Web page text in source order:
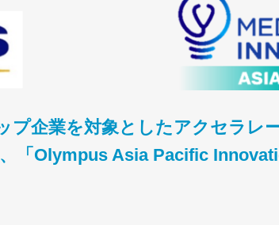
プ企業を対象としたアクセラレ
「Olympus Asia Pacific